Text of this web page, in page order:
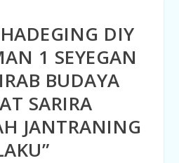
DIY
1 SEYEGAN
BUDAYA
SARIRA
JANTRANING